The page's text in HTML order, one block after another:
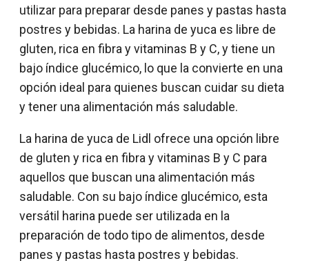
utilizar para preparar desde panes y pastas hasta
postres y bebidas. La harina de yuca es libre de
gluten, rica en fibra y vitaminas B y C, y tiene un
bajo índice glucémico, lo que la convierte en una
opción ideal para quienes buscan cuidar su dieta
y tener una alimentación más saludable.
La harina de yuca de Lidl ofrece una opción libre
de gluten y rica en fibra y vitaminas B y C para
aquellos que buscan una alimentación más
saludable. Con su bajo índice glucémico, esta
versátil harina puede ser utilizada en la
preparación de todo tipo de alimentos, desde
panes y pastas hasta postres y bebidas.